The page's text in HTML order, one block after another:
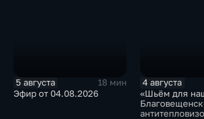
5 августа
18 мин
Эфир от 04.08.2026
4 августа
«Шьём для